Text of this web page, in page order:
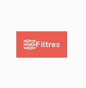
Filtres